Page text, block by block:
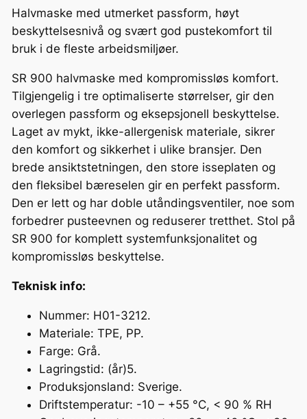
e
S
R
0
0
S
a
n
t
a
l
l
Halvmaske med utmerket passform, høyt
beskyttelsesnivå og svært god pustekomfort til
bruk i de fleste arbeidsmiljøer.
SR 900 halvmaske med kompromissløs komfort.
Tilgjengelig i tre optimaliserte størrelser, gir den
overlegen passform og eksepsjonell beskyttelse.
Laget av mykt, ikke-allergenisk materiale, sikrer
den komfort og sikkerhet i ulike bransjer. Den
brede ansiktstetningen, den store isseplaten og
den fleksibel bæreselen gir en perfekt passform.
Den er lett og har doble utåndingsventiler, noe som
forbedrer pusteevnen og reduserer tretthet. Stol på
SR 900 for komplett systemfunksjonalitet og
kompromissløs beskyttelse.
Teknisk info:
Nummer: H01-3212.
Materiale: TPE, PP.
Farge: Grå.
Lagringstid: (år)5.
Produksjonsland: Sverige.
Driftstemperatur: -10 – +55 °C, < 90 % RH